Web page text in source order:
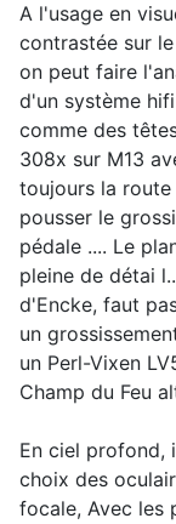
A l'usage en
contrastée sur
on peut faire
d'un système
comme des
308x sur M13
toujours la
pousser le
pédale .... Le
pleine de détai
d'Encke, faut
un
un Perl-Vixen
Champ du Feu
En ciel profond,
choix des
focale, Avec les